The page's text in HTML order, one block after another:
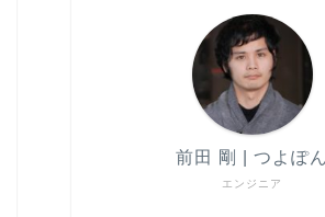
エンジニア
前田 剛 | つよぽん